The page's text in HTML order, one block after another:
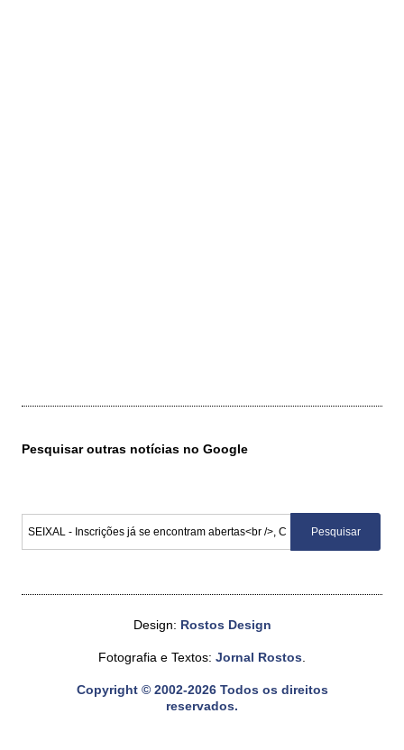
Pesquisar outras notícias no Google
Design: Rostos Design
Fotografia e Textos: Jornal Rostos.
Copyright © 2002-2026 Todos os direitos
reservados.